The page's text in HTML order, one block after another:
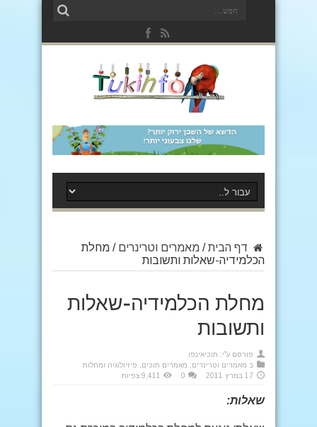
דף הבית / מאמרים וטרינרים / מחלת
הכלמידיה-שאלות ותשובות
מחלת הכלמידיה-שאלות
ותשובות
פורסם ע"י: תוכיאינפו
ב מאמרים וטרינרים מאמרים תוכים
פיזיולוגיה ומחלות
17 במרץ 2011
0 9,411 צפיות
שאלות: